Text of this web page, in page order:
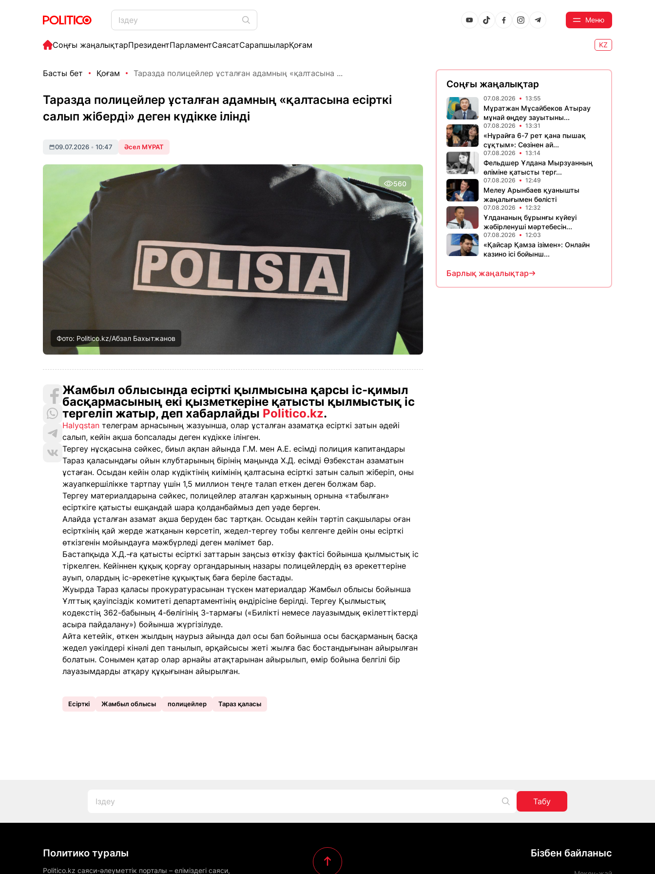
Меню
Соңғы жаңалықтарПрезидентПарламентСаясатСарапшыларҚоғам KZ
Басты бет Қоғам Таразда полицейлер ұсталған адамның «қалтасына ...
Таразда полицейлер ұсталған адамның «қалтасына есірткі
салып жіберді» деген күдікке ілінді
09.07.2026 • 10:47 Әсел МҰРАТ
560
Фото: Politico.kz/Абзал Бахытжанов
Жамбыл облысында есірткі қылмысына қарсы іс-қимыл
басқармасының екі қызметкеріне қатысты қылмыстық іс
тергеліп жатыр, деп хабарлайды Politico.kz.
Halyqstan телеграм арнасының жазуынша, олар ұсталған азаматқа есірткі затын әдейі
салып, кейін ақша бопсалады деген күдікке ілінген.
Тергеу нұсқасына сәйкес, биыл ақпан айында Г.М. мен А.Е. есімді полиция капитандары
Тараз қаласындағы ойын клубтарының бірінің маңында Х.Д. есімді Өзбекстан азаматын
ұстаған. Осыдан кейін олар күдіктінің киімінің қалтасына есірткі затын салып жіберіп, оны
жауапкершілікке тартпау үшін 1,5 миллион теңге талап еткен деген болжам бар.
Тергеу материалдарына сәйкес, полицейлер аталған қаржының орнына «табылған»
есірткіге қатысты ешқандай шара қолданбаймыз деп уәде берген.
Алайда ұсталған азамат ақша беруден бас тартқан. Осыдан кейін тәртіп сақшылары оған
есірткінің қай жерде жатқанын көрсетіп, жедел-тергеу тобы келгенге дейін оны есірткі
өткізгенін мойындауға мәжбүрледі деген мәлімет бар.
Бастапқыда Х.Д.-ға қатысты есірткі заттарын заңсыз өткізу фактісі бойынша қылмыстық іс
тіркелген. Кейіннен құқық қорғау органдарының назары полицейлердің өз әрекеттеріне
ауып, олардың іс-әрекетіне құқықтық баға беріле бастады.
Жуырда Тараз қаласы прокуратурасынан түскен материалдар Жамбыл облысы бойынша
Ұлттық қауіпсіздік комитеті департаментінің өндірісіне берілді. Тергеу Қылмыстық
кодекстің 362-бабының 4-бөлігінің 3-тармағы («Билікті немесе лауазымдық өкілеттіктерді
асыра пайдалану») бойынша жүргізілуде.
Айта кетейік, өткен жылдың наурыз айында дәл осы бап бойынша осы басқарманың басқа
жедел уәкілдері кінәлі деп танылып, әрқайсысы жеті жылға бас бостандығынан айырылған
болатын. Сонымен қатар олар арнайы атақтарынан айырылып, өмір бойына белгілі бір
лауазымдарды атқару құқығынан айырылған.
Есірткі Жамбыл облысы полицейлер Тараз қаласы
Соңғы жаңалықтар
07.08.2026 13:55
Мұратжан Мұсайбеков Атырау
мұнай өңдеу зауытыны...
07.08.2026 13:31
«Нұрайға 6-7 рет қана пышақ
сұқтым»: Сөзінен ай...
07.08.2026 13:14
Фельдшер Ұлдана Мырзуанның
өліміне қатысты терг...
07.08.2026 12:49
Мелеу Арынбаев қуанышты
жаңалығымен бөлісті
07.08.2026 12:32
Ұлдананың бұрынғы күйеуі
жәбірленуші мәртебесін...
07.08.2026 12:03
«Қайсар Қамза ізімен»: Онлайн
казино ісі бойынш...
Барлық жаңалықтар
Табу
Политико туралы
Politico.kz саяси-әлеуметтік порталы – еліміздегі саяси,
Бізбен байланыс